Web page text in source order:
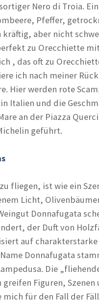
Nero di Troia.
Pfeffer,
kräftig, aber nicht
zu Orecchiette
, das oft zu
ich nach meiner
Hier werden rote
Italien und die
an der Piazza
geführt.
fliegen, ist wie ein
Licht,
Donnafugata
der Duft von
auf
Donnafugata
Die
Figuren,
mich für den Fall der